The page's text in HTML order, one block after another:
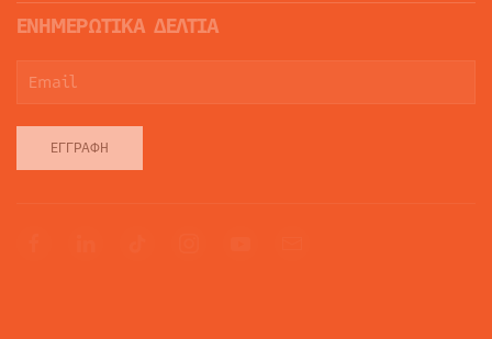
ΕΝΗΜΕΡΩΤΙΚΑ ΔΕΛΤΙΑ
ΕΓΓΡΑΦΉ